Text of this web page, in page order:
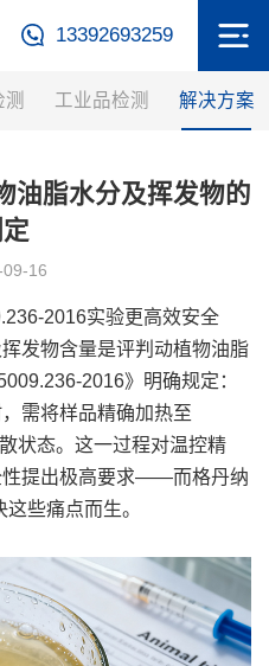
13392693259
工业品检测 解决方案
油脂水分及挥发物的
16
2016实验更高效安全
发物含量是评判动植物油脂
2016》明确规定：
需将样品精确加热至
状态。这一过程对温控精
性提出极高要求——而格丹纳
些痛点而生。